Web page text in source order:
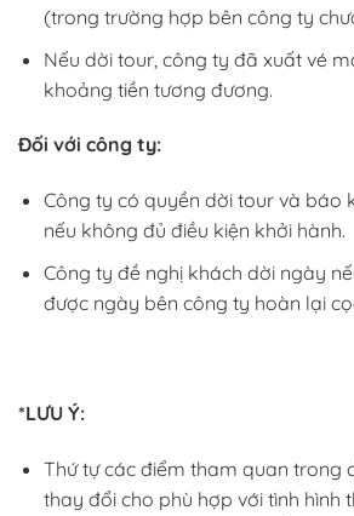
(trong trường hợp bên công ty
Nếu dời tour, công ty đã xuất vé
khoảng tiền tương đương.
Đối với công ty:
Công ty có quyền dời tour và báo
nếu không đủ điều kiện khởi hành.
Công ty đề nghị khách dời ngày
được ngày bên công ty hoàn lại
*LƯU Ý:
Thứ tự các điểm tham quan trong
thay đổi cho phù hợp với tình hình